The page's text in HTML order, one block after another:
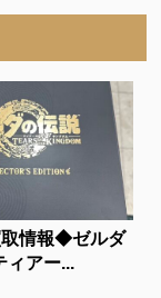
情報◆ゼルダ
アー...